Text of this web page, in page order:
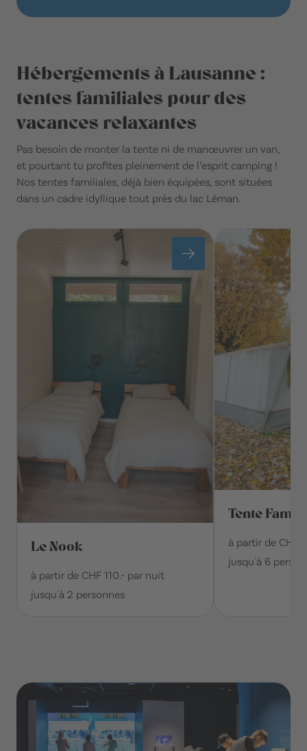
Hébergements à Lausanne :
tentes familiales pour des
vacances relaxantes
Pas besoin de monter la tente ni de manœuvrer un van,
et pourtant tu profites pleinement de l’esprit camping !
Nos tentes familiales, déjà bien équipées, sont situées
dans un cadre idyllique tout près du lac Léman.
Le Nook
à partir de CHF 110.- par nuit
jusqu'à 2 personnes
Tente
à partir de CHF
jusqu'à 6